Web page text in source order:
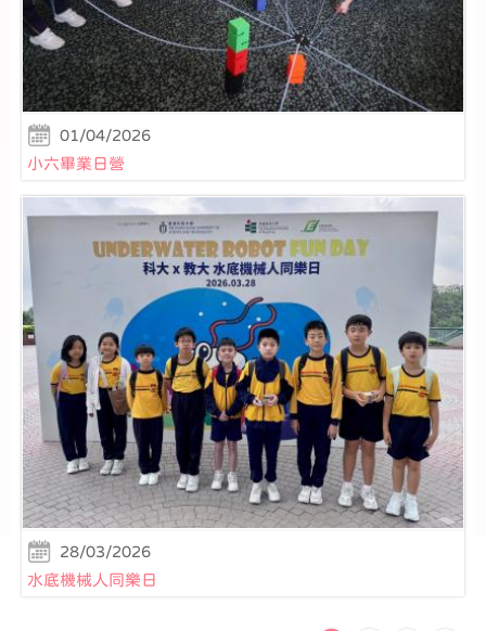
01/04/2026
小六畢業日營
28/03/2026
水底機械人同樂日